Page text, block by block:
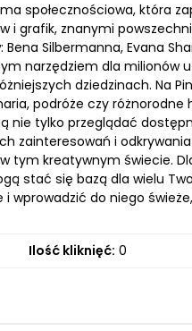
społecznościowa, która
grafik, znanymi
Silbermanna, Evana
narzędziem dla milionów
dziedzinach. Na
podróże czy
nie tylko przeglądać
zainteresowań i
tym kreatywnym świecie.
stać się bazą dla wielu
wprowadzić do niego
Ilość kliknięć: 0